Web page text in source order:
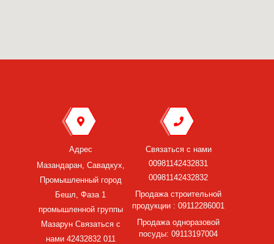
Адрес
Мазандаран, Савадкух,
Промышленный город
Бешл, Фаза 1
промышленной группы
Мазарун Связаться с
нами 42432832 011
Связаться с нами
00981142432831
00981142432832
Продажа строительной
продукции : 09112286001
Продажа одноразовой
посуды: 09113197004